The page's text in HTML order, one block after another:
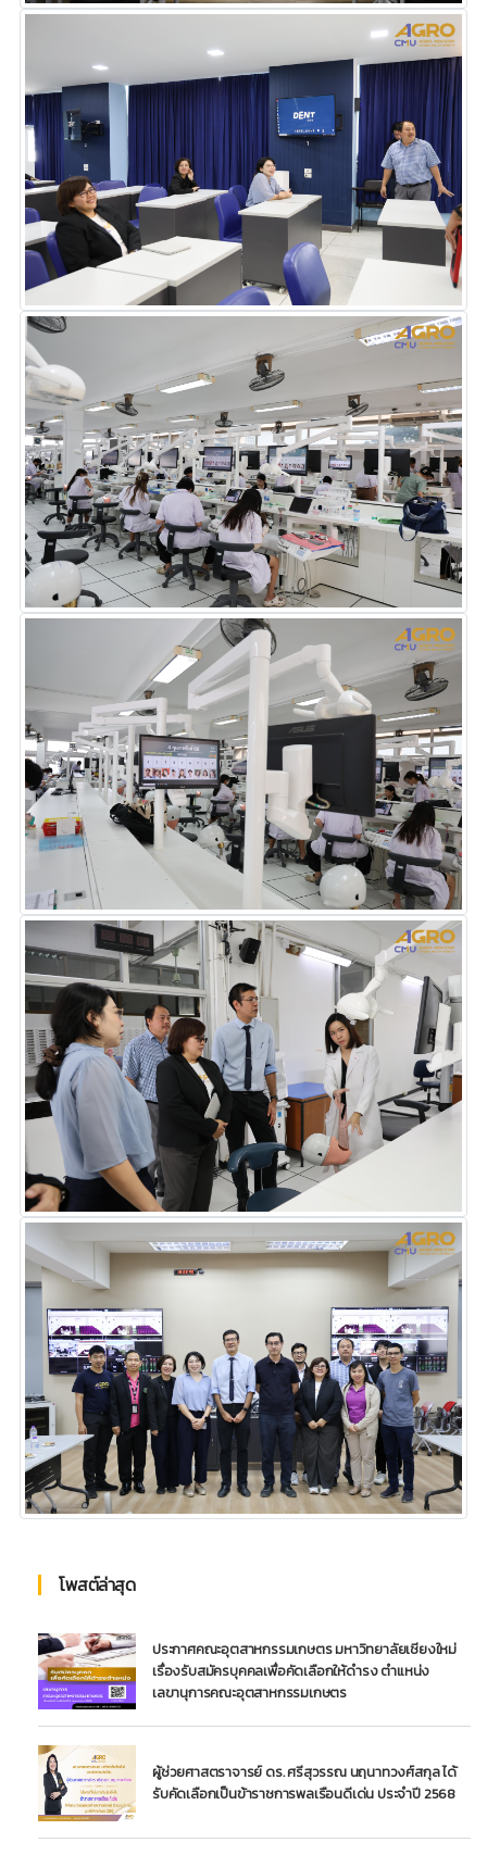
โพสต์ล่าสุด
ประกาศคณะอุตสาหกรรมเกษตร มหาวิทยาลัยเชียงใหม่
เรื่องรับสมัครบุคคลเพื่อคัดเลือกให้ดำรง ตำแหน่ง
เลขานุการคณะอุตสาหกรรมเกษตร
ผู้ช่วยศาสตราจารย์ ดร. ศรีสุวรรณ นฤนาทวงศ์สกุล ได้
รับคัดเลือกเป็นข้าราชการพลเรือนดีเด่น ประจำปี 2568